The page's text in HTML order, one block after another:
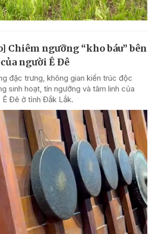
Chiêm ngưỡng “kho báu” bên
người Ê Đê
đặc trưng, không gian kiến trúc độc
sinh hoạt, tín ngưỡng và tâm linh của
Đê ở tỉnh Đắk Lắk.